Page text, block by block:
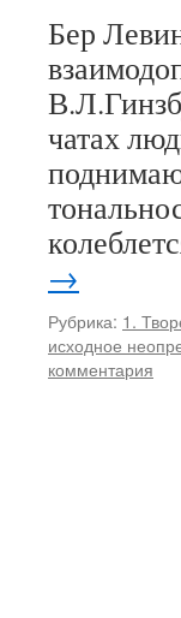
Бер
чатах
→
Рубрика: 1.
исходное
комментария